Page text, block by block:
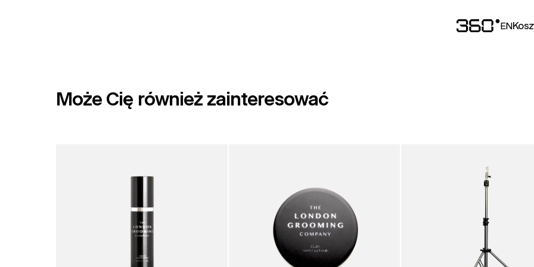
EN
Może Cię również zainteresować